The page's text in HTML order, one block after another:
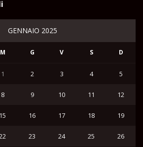
GENNAIO 2025
M G V S D
1 2 3 4 5
8 9 10 11 12
15 16 17 18 19
23 24 25 26